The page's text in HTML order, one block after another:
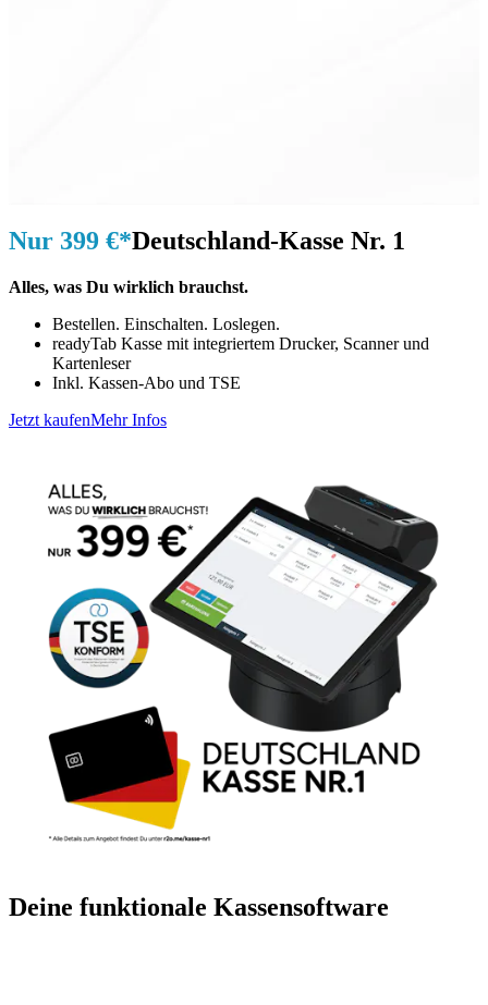
Nur 399 €*Deutschland-Kasse Nr. 1
Alles, was Du wirklich brauchst.
Bestellen. Einschalten. Loslegen.
readyTab Kasse mit integriertem Drucker, Scanner und
Kartenleser
Inkl. Kassen-Abo und TSE
Jetzt kaufenMehr Infos
Deine funktionale Kassensoftware